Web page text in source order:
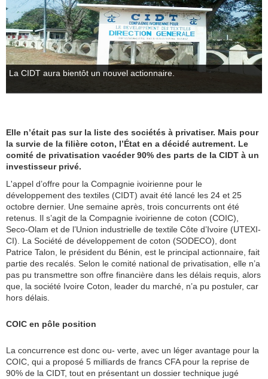
La CIDT aura bientôt un nouvel actionnaire.
Elle n’était pas sur la liste des sociétés à privatiser. Mais pour
la survie de la filière coton, l’État en a décidé autrement. Le
comité de privatisation vacéder 90% des parts de la CIDT à un
investisseur privé.
L'appel d’offre pour la Compagnie ivoirienne pour le
développement des textiles (CIDT) avait été lancé les 24 et 25
octobre dernier. Une semaine après, trois concurrents ont été
retenus. Il s’agit de la Compagnie ivoirienne de coton (COIC),
Seco-Olam et de l’Union industrielle de textile Côte d’Ivoire (UTEXI-
CI). La Société de développement de coton (SODECO), dont
Patrice Talon, le président du Bénin, est le principal actionnaire, fait
partie des recalés. Selon le comité national de privatisation, elle n’a
pas pu transmettre son offre financière dans les délais requis, alors
que, la société Ivoire Coton, leader du marché, n’a pu postuler, car
hors délais.
COIC en pôle position
La concurrence est donc ou- verte, avec un léger avantage pour la
COIC, qui a proposé 5 milliards de francs CFA pour la reprise de
90% de la CIDT, tout en présentant un dossier technique jugé